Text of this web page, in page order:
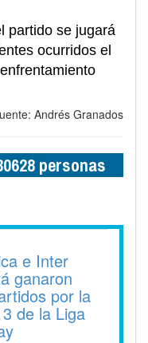
partido se jugará
ocurridos el
Andrés Granados
personas
e Inter
ganaron
por la
de la Liga